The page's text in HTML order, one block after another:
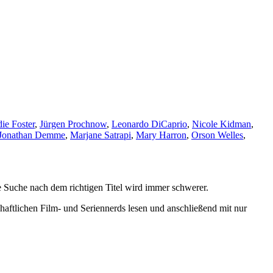
Foster, Jürgen Prochnow, Leonardo DiCaprio, Nicole Kidman,
Demme, Marjane Satrapi, Mary Harron, Orson Welles,
nach dem richtigen Titel wird immer schwerer.
Film- und Seriennerds lesen und anschließend mit nur